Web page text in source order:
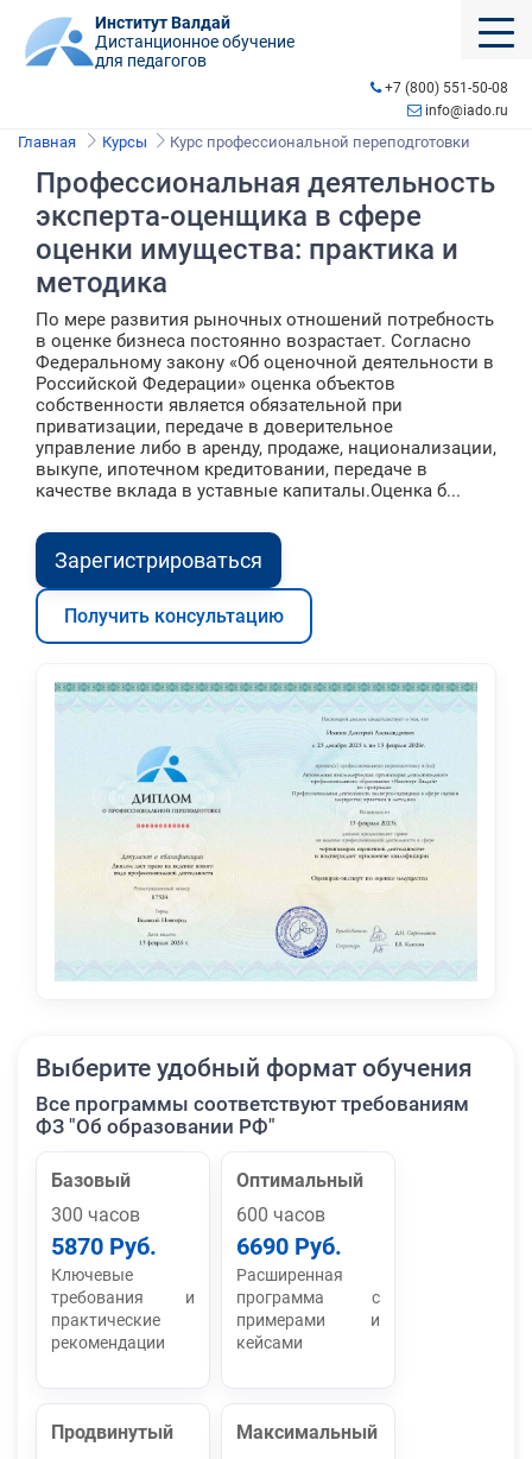
Институт Валдай
Дистанционное обучение
для педагогов
+7 (800) 551-50-08
info@iado.ru
Главная Курсы Курс профессиональной переподготовки
Профессиональная деятельность
эксперта-оценщика в сфере
оценки имущества: практика и
методика
По мере развития рыночных отношений потребность
в оценке бизнеса постоянно возрастает. Согласно
Федеральному закону «Об оценочной деятельности в
Российской Федерации» оценка объектов
собственности является обязательной при
приватизации, передаче в доверительное
управление либо в аренду, продаже, национализации,
выкупе, ипотечном кредитовании, передаче в
качестве вклада в уставные капиталы.Оценка б...
Зарегистрироваться
Получить консультацию
Выберите удобный формат обучения
Все программы соответствуют требованиям
ФЗ "Об образовании РФ"
Базовый
300 часов
5870 Руб.
Ключевые
требования и
практические
рекомендации
Оптимальный
600 часов
6690 Руб.
Расширенная
программа с
примерами и
кейсами
Продвинутый
Максимальный